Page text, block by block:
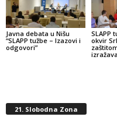
Javna debata u Nišu
“SLAPP tužbe – Izazovi i
odgovori”
SLAPP
okvir
21. Slobodna Zona